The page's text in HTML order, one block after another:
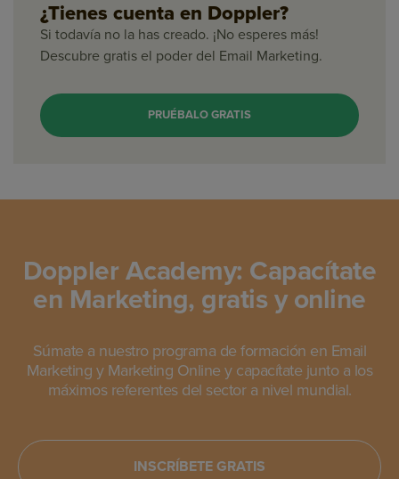
¿Tienes cuenta en Doppler?
Si todavía no la has creado. ¡No esperes más!
Descubre gratis el poder del Email Marketing.
PRUÉBALO GRATIS
Doppler Academy: Capacítate
en Marketing, gratis y online
Súmate a nuestro programa de formación en Email
Marketing y Marketing Online y capacítate junto a los
máximos referentes del sector a nivel mundial.
INSCRÍBETE GRATIS